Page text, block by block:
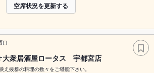
空席状況を更新する
口
大衆居酒屋ロータス 宇都宮店
え抜群の料理の数々をご堪能下さい。